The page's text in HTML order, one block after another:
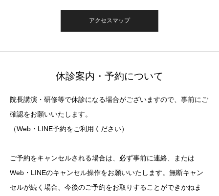
アクセスマップ
休診案内・予約について
院長講演・研修等で休診になる場合がございますので、事前にご
確認をお願いいたします。
（Web・LINE予約をご利用ください）
ご予約をキャンセルされる場合は、必ず事前に連絡、または
Web・LINEのキャンセル操作をお願いいたします。無断キャン
セルが続く場合、今後のご予約をお取りすることができかねま